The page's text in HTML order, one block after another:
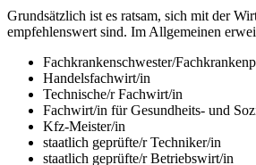
Grundsätzlich ist es ratsam, sich mit der
empfehlenswert sind. Im Allgemeinen
Fachkrankenschwester/
Handelsfachwirt/in
Technische/r Fachwirt/in
Fachwirt/in für Gesundheits- und
Kfz-Meister/in
staatlich geprüfte/r Techniker/in
staatlich geprüfte/r Betriebswirt/in